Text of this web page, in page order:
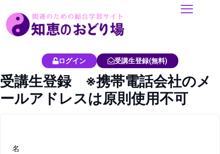
容
ッ
プ
ログイン 受講生登録(無料)
受講生登録 ※携帯電話会社のメ
ールアドレスは原則使用不可
名